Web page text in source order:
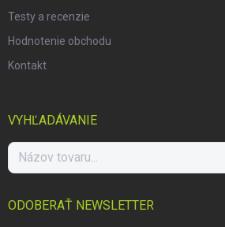
Testy a recenzie
Hodnotenie obchodu
Kontakt
VYHĽADÁVANIE
ODOBERAŤ NEWSLETTER